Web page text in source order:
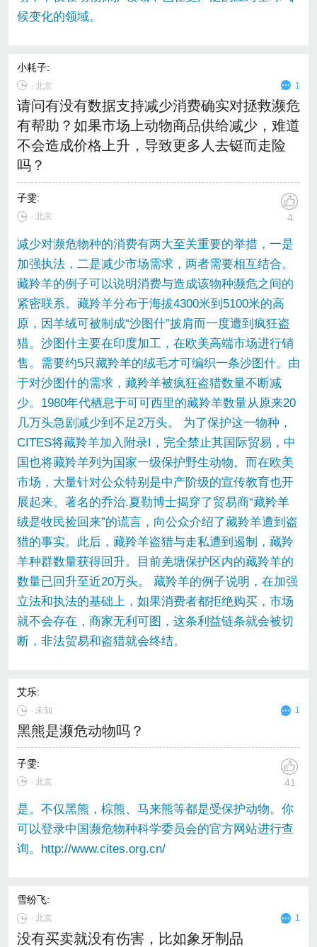
候变化的领域。
小耗子:
∙ 北京 1
请问有没有数据支持减少消费确实对拯救濒危
有帮助？如果市场上动物商品供给减少，难道
不会造成价格上升，导致更多人去铤而走险
吗？
子雯:
∙ 北京 4
减少对濒危物种的消费有两大至关重要的举措，一是
加强执法，二是减少市场需求，两者需要相互结合。
藏羚羊的例子可以说明消费与造成该物种濒危之间的
紧密联系。藏羚羊分布于海拔4300米到5100米的高
原，因羊绒可被制成“沙图什”披肩而一度遭到疯狂盗
猎。沙图什主要在印度加工，在欧美高端市场进行销
售。需要约5只藏羚羊的绒毛才可编织一条沙图什。由
于对沙图什的需求，藏羚羊被疯狂盗猎数量不断减
少。1980年代栖息于可可西里的藏羚羊数量从原来20
几万头急剧减少到不足2万头。 为了保护这一物种，
CITES将藏羚羊加入附录I，完全禁止其国际贸易，中
国也将藏羚羊列为国家一级保护野生动物。而在欧美
市场，大量针对公众特别是中产阶级的宣传教育也开
展起来。著名的乔治.夏勒博士揭穿了贸易商“藏羚羊
绒是牧民捡回来”的谎言，向公众介绍了藏羚羊遭到盗
猎的事实。此后，藏羚羊盗猎与走私遭到遏制，藏羚
羊种群数量获得回升。目前羌塘保护区内的藏羚羊的
数量已回升至近20万头。 藏羚羊的例子说明，在加强
立法和执法的基础上，如果消费者都拒绝购买，市场
就不会存在，商家无利可图，这条利益链条就会被切
断，非法贸易和盗猎就会终结。
艾乐:
∙ 未知 1
黑熊是濒危动物吗？
子雯:
∙ 北京 41
是。不仅黑熊，棕熊、马来熊等都是受保护动物。你
可以登录中国濒危物种科学委员会的官方网站进行查
询。http://www.cites.org.cn/
雪纷飞:
∙北京 1
没有买卖就没有伤害，比如象牙制品